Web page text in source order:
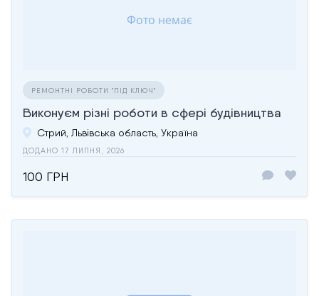
РЕМОНТНІ РОБОТИ "ПІД КЛЮЧ"
Виконуєм різні роботи в сфері будівництва
Стрий, Львівська область, Україна
ДОДАНО 17 ЛИПНЯ, 2026
100 ГРН